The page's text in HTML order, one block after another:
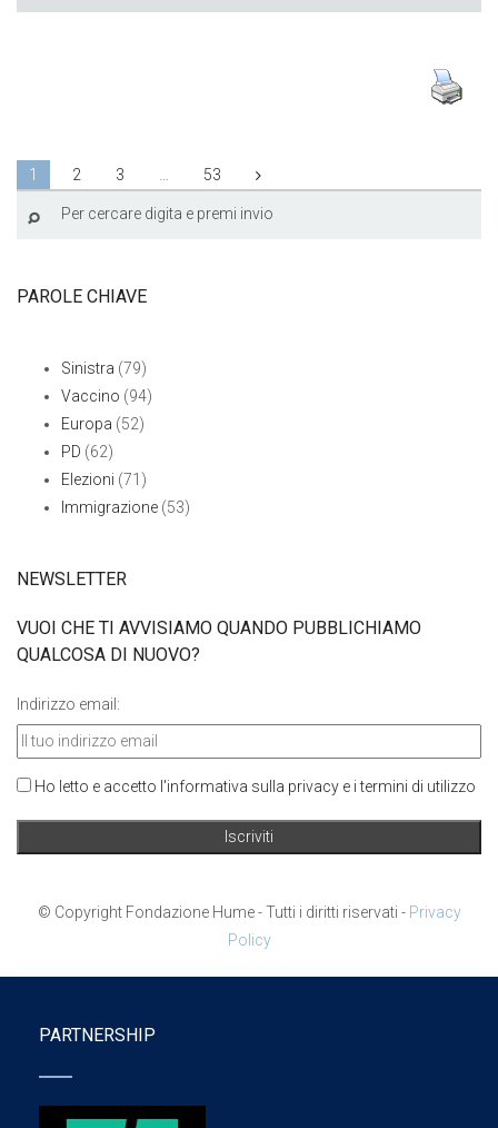
1 2 3 … 53
PAROLE CHIAVE
Sinistra (79)
Vaccino (94)
Europa (52)
PD (62)
Elezioni (71)
Immigrazione (53)
NEWSLETTER
VUOI CHE TI AVVISIAMO QUANDO PUBBLICHIAMO
QUALCOSA DI NUOVO?
Indirizzo email:
Ho letto e accetto l'informativa sulla privacy e i termini di utilizzo
© Copyright Fondazione Hume - Tutti i diritti riservati - Privacy
Policy
PARTNERSHIP